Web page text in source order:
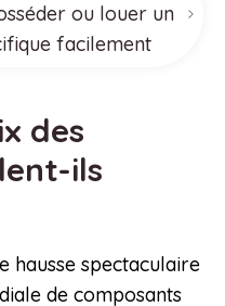
ou louer un
facilement
des
ils
hausse spectaculaire
de composants